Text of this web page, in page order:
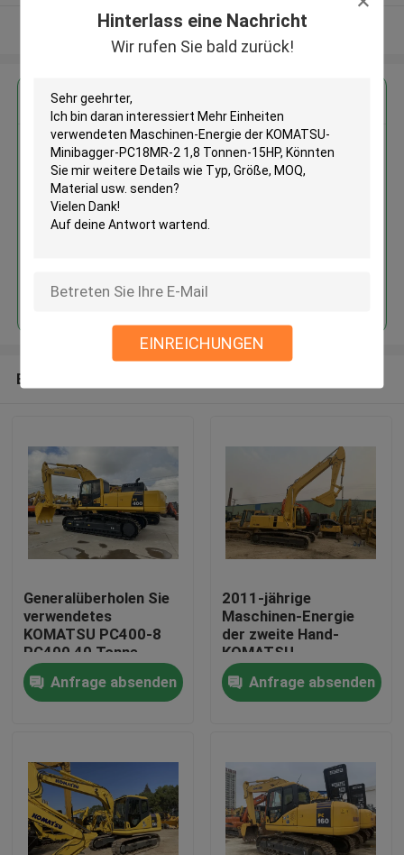
Hinterlass eine Nachricht
Wir rufen Sie bald zurück!
EINREICHUNGEN
Produkte
Über uns
Sehen Sie mehr an
Erhalten Sie den besten Preis für
Mehr Einheiten verwendeten
Maschinen-Energie der
KOMATSU-Minibagger-
Fortsetzen
Empfohlene Produkte
Generalüberholen Sie
verwendetes
KOMATSU PC400-8
PC400 40 Tonne
Kettenbagger
Anfrage absenden
2011-jährige
Maschinen-Energie
der zweite Hand-
KOMATSU-
Demolierungs-Bagger-
PC200-7 143HP
Anfrage absenden